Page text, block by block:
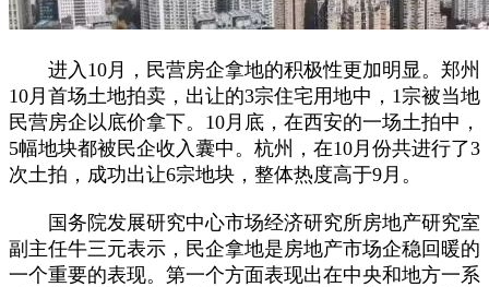
进入10月，民营房企拿地的积极性更加明显。郑州
10月首场土地拍卖，出让的3宗住宅用地中，1宗被当地
民营房企以底价拿下。10月底，在西安的一场土拍中，
5幅地块都被民企收入囊中。杭州，在10月份共进行了3
次土拍，成功出让6宗地块，整体热度高于9月。
国务院发展研究中心市场经济研究所房地产研究室
副主任牛三元表示，民企拿地是房地产市场企稳回暖的
一个重要的表现。第一个方面表现出在中央和地方一系